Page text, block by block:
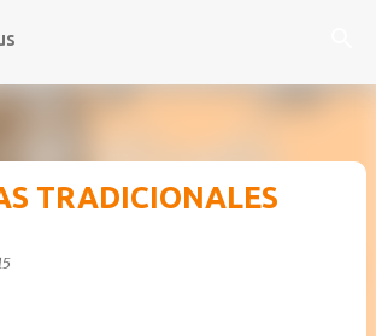
Ir al contenido principal
TRADICIONALES